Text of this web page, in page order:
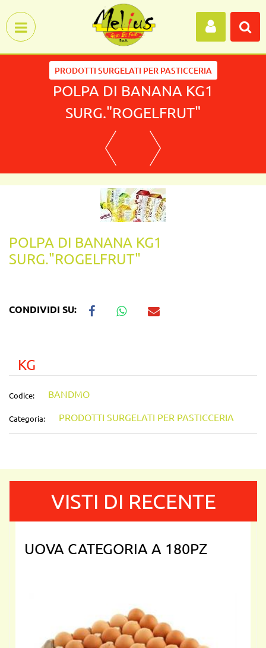
PRODOTTI SURGELATI PER PASTICCERIA
POLPA DI BANANA KG1
SURG."ROGELFRUT"
POLPA DI BANANA KG1
SURG."ROGELFRUT"
CONDIVIDI SU:
KG
Codice: BANDMO
Categoria: PRODOTTI SURGELATI PER PASTICCERIA
VISTI DI RECENTE
UOVA CATEGORIA A 180PZ